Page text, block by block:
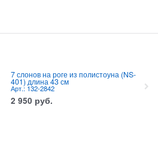
7 слонов на роге из полистоуна (NS-
401) длина 43 см
Арт.: 132-2842
2 950 руб.